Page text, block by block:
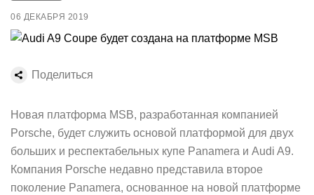
Новая платформа MSB, разработанная компанией
Porsche, будет служить основой платформой для двух
больших и респектабельных купе Panamera и Audi A9.
Компания Porsche недавно представила второе
поколение Panamera, основанное на новой платформе
06 ДЕКАБРЯ 2019
Поделиться